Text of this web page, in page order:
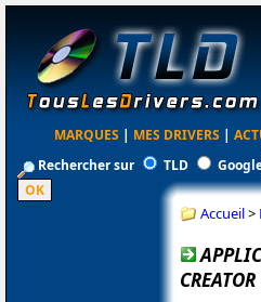
MARQUES | MES DRIVERS |
Rechercher sur
TLD
Accueil>